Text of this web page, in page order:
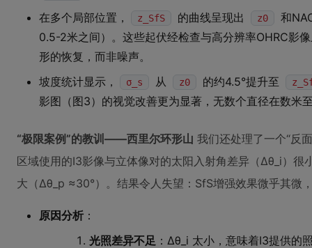
在多个局部位置，
z_SfS 的曲线呈现出 z0
和
0.5-2米之间）。这些起伏经检查与高分辨率OHRC影
形的恢复，而非噪声。
坡度统计显示，
σ_s 从 z0 的约4.5°提升至
影图（图3）的视觉改善更为显著，无数个直径在数米
“极限案例”的教训——西里尔环形山 我们还处理了一个“反
区域使用的I3影像与立体像对的太阳入射角差异（∆θ_i）很
大（∆θ_p ≈30°）。结果令人失望：SfS增强效果微乎其微
原因分析 ：
光照差异不足 ：∆θ_i 太小，意味着I3提供的